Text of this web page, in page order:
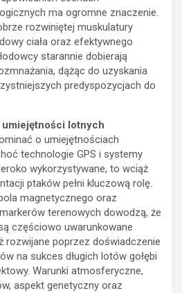
ma ogromne znaczenie.
rozwiniętej muskulatury
ciała oraz efektywnego
starannie dobierają
dążąc do uzyskania
predyspozycjach do
lotnych
o umiejętnościach
technologie GPS i systemy
wykorzystywane, to wciąż
ptaków pełni kluczową rolę.
magnetycznego oraz
terenowych dowodzą, że
częściowo uwarunkowane
rozwijane poprzez doświadczenie
na sukces długich lotów gołębi
Warunki atmosferyczne,
aspekt genetyczny oraz